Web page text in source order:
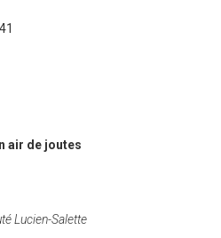
air de joutes
Lucien-Salette